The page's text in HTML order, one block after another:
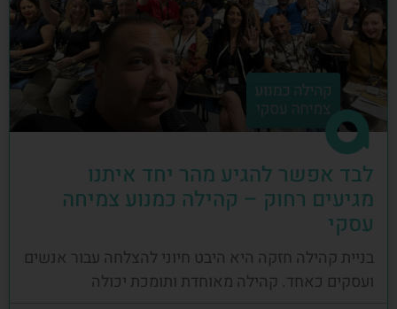
לבד אפשר להגיע מהר יחד איתנו
מגיעים רחוק – קהילה כמנוע צמיחה
עסקי
בניית קהילה חזקה היא היבט חיוני להצלחה עבור אנשים
ועסקים כאחד. קהילה מאוחדת ותומכת יכולה